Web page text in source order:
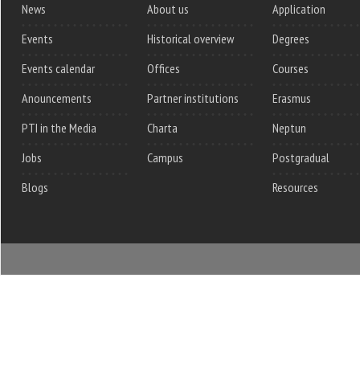
News
Events
Events calendar
Anouncements
PTI in the Media
Jobs
Blogs
About us
Historical overview
Offices
Partner institutions
Charta
Campus
Application
Degrees
Courses
Erasmus
Neptun
Postgradual
Resources